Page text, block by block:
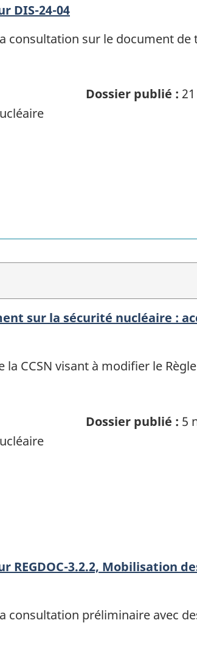
DIS-24-04
consultation sur le document de
Dossier publié :
sur la sécurité nucléaire :
CCSN visant à modifier le
Dossier publié : 5
REGDOC-3.2.2, Mobilisation
consultation préliminaire avec